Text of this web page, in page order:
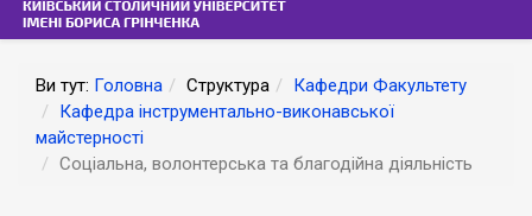
Ви тут: Головна Структура
Кафедри Факультету
Кафедра інструментально-виконавської
майстерності
Соціальна, волонтерська та благодійна діяльність